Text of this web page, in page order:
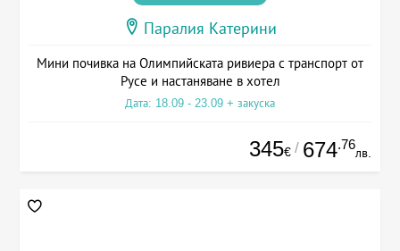
Паралия Катерини
Мини почивка на Олимпийската ривиера с транспорт от
Русе и настаняване в хотел
Дата: 18.09 - 23.09 + закуска
345€ / 674.76
лв.